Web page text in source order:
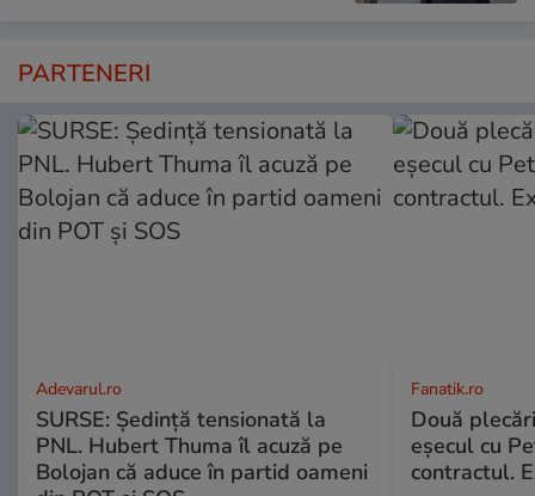
PARTENERI
Adevarul.ro
SURSE: Ședință tensionată la
PNL. Hubert Thuma îl acuză pe
Bolojan că aduce în partid oameni
Fanatik.ro
Două
eșecul cu
contractul.